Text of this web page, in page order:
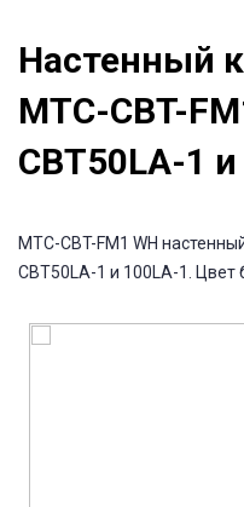
Настенный
MTC-CBT-
CBT50LA-1
MTC-CBT-FM1 WH
CBT50LA-1 и 100LA-1. Цвет